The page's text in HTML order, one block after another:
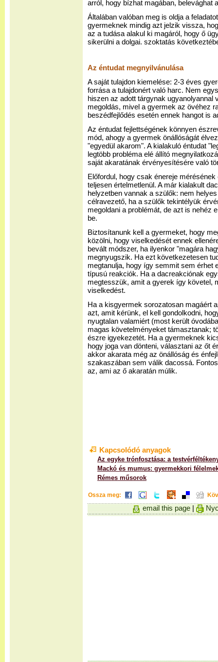
arról, hogy bízhat magában, belevághat
Általában valóban meg is oldja a
gyermeknek mindig azt jelzik vissza,
az a tudása alakul ki magáról, hogy ő
sikerülni a dolgai. szoktatás
Az éntudat megnyilvánulása
A saját tulajdon kiemelése: 2-3 éves
forrása a tulajdonért való harc. Nem
hiszen az adott tárgynak
megoldás, mivel a gyermek az övéhez
beszédfejlődés esetén ennek hangot is
Az éntudat fejlettségének könnyen
mód, ahogy a gyermek önállóságát
"egyedül akarom". A kialakuló éntudat
legtöbb probléma elé állító
saját akaratának érvényesítésére való
Előfordul, hogy csak énereje
teljesen értelmetlenül. A már kialakult
helyzetben vannak a szülők: nem
célravezető, ha a szülők tekintélyük
megoldani a problémát, de azt is nehéz
be.
Biztosítanunk kell a gyermeket, hogy
közölni, hogy viselkedését ennek
bevált módszer, ha ilyenkor "magára
megnyugszik. Ha ezt következetesen
megtanulja, hogy így semmit sem érhet
típusú reakciók. Ha a dacreakciónak
megtesszük, amit a gyerek így követel,
viselkedést.
Ha a kisgyermek sorozatosan magáért
azt, amit kérünk, el kell gondolkodni,
nyugtalan valamiért (most került
magas követelményeket támasztanak;
észre igyekezetét. Ha a gyermeknek
hogy joga van dönteni, választani az őt
akkor akarata még az önállóság és
szakaszában sem válik dacossá.
az, ami az ő akaratán múlik.
Kapcsolódó anyagok
Az egyke trónfosztása: a
Mackó és mumus: gyermekkori
Rémes műsorok
Ossza meg:
email this page